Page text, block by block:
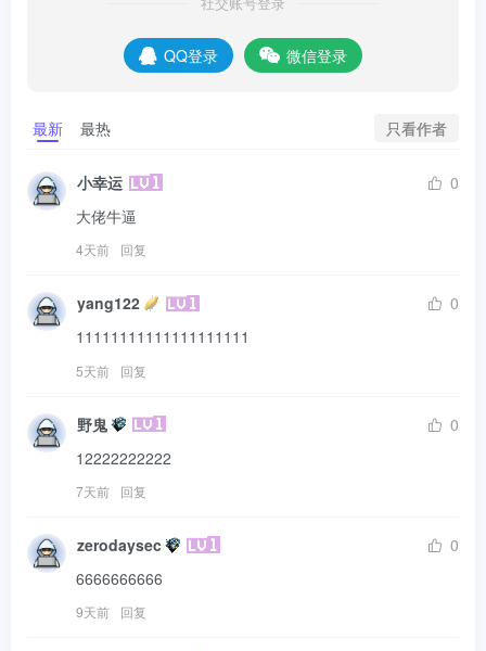
QQ登录 微信登录
最新 最热 只看作者
小幸运
0
大佬牛逼
4天前 回复
yang122
0
11111111111111111111
5天前 回复
野鬼
0
12222222222
7天前 回复
zerodaysec
0
6666666666
9天前 回复